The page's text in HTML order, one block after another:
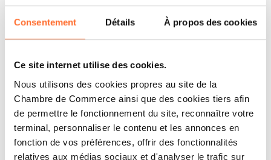
Consentement Détails À propos des cookies
Ce site internet utilise des cookies.
Nous utilisons des cookies propres au site de la
Chambre de Commerce ainsi que des cookies tiers afin
de permettre le fonctionnement du site, reconnaître votre
terminal, personnaliser le contenu et les annonces en
fonction de vos préférences, offrir des fonctionnalités
relatives aux médias sociaux et d'analyser le trafic sur
ARTICLES ASSOCIÉS